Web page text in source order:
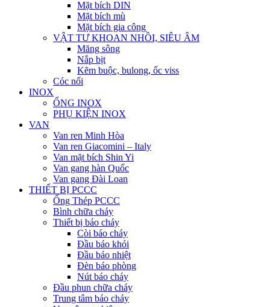
Mặt bích DIN
Mặt bích mù
Mặt bích gia công
VẬT TƯ KHOAN NHỒI, SIÊU ÂM
Măng sông
Nắp bịt
Kẽm buộc, bulong, ốc viss
Cóc nối
INOX
ỐNG INOX
PHỤ KIỆN INOX
VAN
Van ren Minh Hòa
Van ren Giacomini – Italy
Van mặt bích Shin Yi
Van gang hàn Quốc
Van gang Đài Loan
THIẾT BỊ PCCC
Ống Thép PCCC
Bình chữa cháy
Thiết bị báo cháy
Còi báo cháy
Đầu báo khói
Đầu báo nhiệt
Đèn báo phòng
Nút báo cháy
Đầu phun chữa cháy
Trung tâm báo cháy